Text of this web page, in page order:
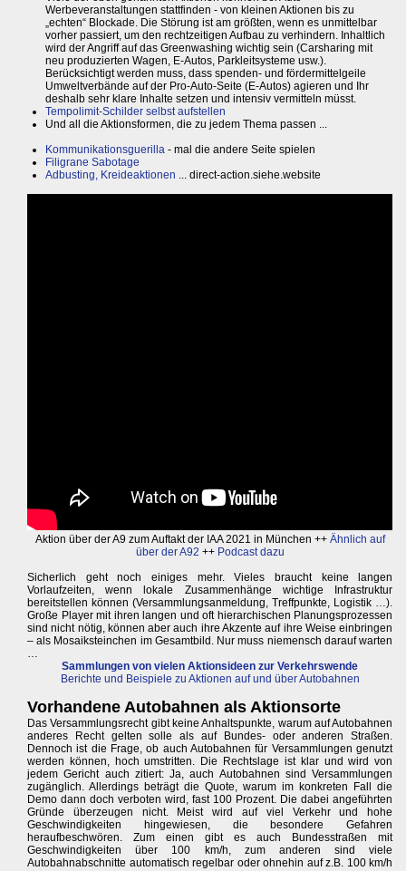
Werbeveranstaltungen stattfinden - von kleinen Aktionen bis zu
„echten“ Blockade. Die Störung ist am größten, wenn es unmittelbar
vorher passiert, um den rechtzeitigen Aufbau zu verhindern. Inhaltlich
wird der Angriff auf das Greenwashing wichtig sein (Carsharing mit
neu produzierten Wagen, E-Autos, Parkleitsysteme usw.).
Berücksichtigt werden muss, dass spenden- und fördermittelgeile
Umweltverbände auf der Pro-Auto-Seite (E-Autos) agieren und Ihr
deshalb sehr klare Inhalte setzen und intensiv vermitteln müsst.
Tempolimit-Schilder selbst aufstellen
Und all die Aktionsformen, die zu jedem Thema passen ...
Kommunikationsguerilla - mal die andere Seite spielen
Filigrane Sabotage
Adbusting, Kreideaktionen ... direct-action.siehe.website
Aktion über der A9 zum Auftakt der IAA 2021 in München ++ Ähnlich auf
über der A92 ++ Podcast dazu
Sicherlich geht noch einiges mehr. Vieles braucht keine langen
Vorlaufzeiten, wenn lokale Zusammenhänge wichtige Infrastruktur
bereitstellen können (Versammlungsanmeldung, Treffpunkte, Logistik …).
Große Player mit ihren langen und oft hierarchischen Planungsprozessen
sind nicht nötig, können aber auch ihre Akzente auf ihre Weise einbringen
– als Mosaiksteinchen im Gesamtbild. Nur muss niemensch darauf warten
…
Sammlungen von vielen Aktionsideen zur Verkehrswende
Berichte und Beispiele zu Aktionen auf und über Autobahnen
Vorhandene Autobahnen als Aktionsorte
Das Versammlungsrecht gibt keine Anhaltspunkte, warum auf Autobahnen
anderes Recht gelten solle als auf Bundes- oder anderen Straßen.
Dennoch ist die Frage, ob auch Autobahnen für Versammlungen genutzt
werden können, hoch umstritten. Die Rechtslage ist klar und wird von
jedem Gericht auch zitiert: Ja, auch Autobahnen sind Versammlungen
zugänglich. Allerdings beträgt die Quote, warum im konkreten Fall die
Demo dann doch verboten wird, fast 100 Prozent. Die dabei angeführten
Gründe überzeugen nicht. Meist wird auf viel Verkehr und hohe
Geschwindigkeiten hingewiesen, die besondere Gefahren
heraufbeschwören. Zum einen gibt es auch Bundesstraßen mit
Geschwindigkeiten über 100 km/h, zum anderen sind viele
Autobahnabschnitte automatisch regelbar oder ohnehin auf z.B. 100 km/h